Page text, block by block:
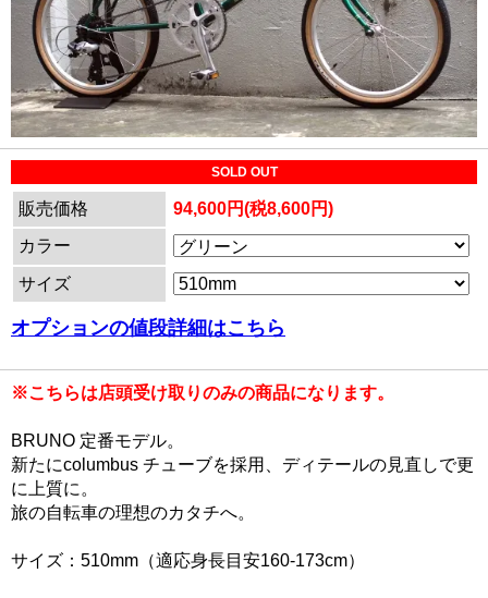
SOLD OUT
販売価格
94,600円(税8,600円)
カラー
サイズ
オプションの値段詳細はこちら
※こちらは店頭受け取りのみの商品になります。
BRUNO 定番モデル。
新たにcolumbus チューブを採用、ディテールの見直しで更
に上質に。
旅の自転車の理想のカタチへ。
サイズ：510mm（適応身長目安160-173cm）